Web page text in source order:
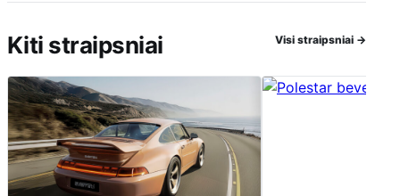
Kiti straipsniai Visi straipsniai →